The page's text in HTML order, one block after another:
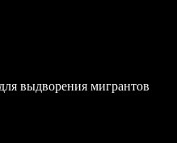
выдворения мигрантов